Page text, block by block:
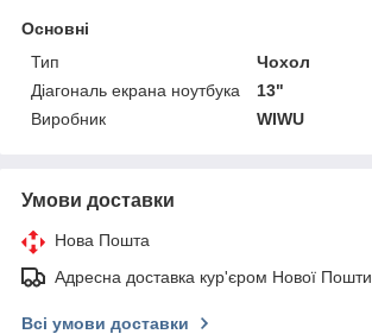
Основні
Тип
Чохол
Діагональ екрана ноутбука
13"
Виробник
WIWU
Умови доставки
Нова Пошта
Адресна доставка кур'єром Нової Пошти
Всі умови доставки